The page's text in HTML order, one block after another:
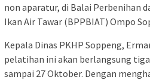
non aparatur, di Balai Perbenihan
Ikan Air Tawar (BPPBIAT) Ompo
Kepala Dinas PKHP Soppeng,
pelatihan ini akan berlangsung
sampai 27 Oktober. Dengan